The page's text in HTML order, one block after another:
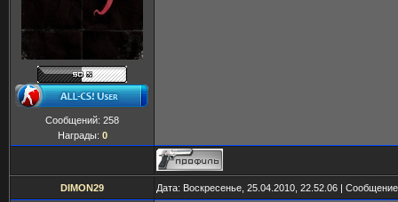
Сообщений: 258
Награды: 0
DIMON29 Дата: Воскресенье, 25.04.2010, 22.52.06 |